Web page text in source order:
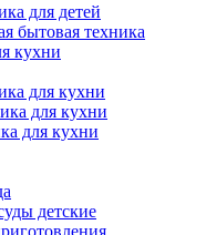
для детей
бытовая техника
кухни
для кухни
для кухни
для кухни
детские